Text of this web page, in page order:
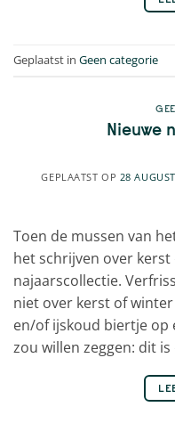
Geplaatst in Geen categorie
Nieuwe
GEPLAATST OP 28
Toen de mussen van
het schrijven over
najaarscollectie.
niet over kerst of
en/of ijskoud biertje op
zou willen zeggen: dit